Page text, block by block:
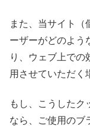
また、当サイト（
ーザーがどのよう
り、ウェブ上での
用させていただく
もし、こうしたク
なら、ご使用のブ